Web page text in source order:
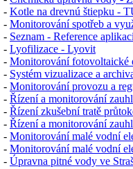
- Kotle na drevnú štiepku -
- Monitorování spotřeb a
- Seznam - Reference
- Lyofilizace - Lyovit
- Monitorování fotovoltaické
- Systém vizualizace a
- Monitorování provozu a
- Řízení a monitorování
- Řízení zkušební tratě
- Řízení a monitorování
- Monitorování malé vodní
- Monitorování malé vodní
- Úpravna pitné vody ve